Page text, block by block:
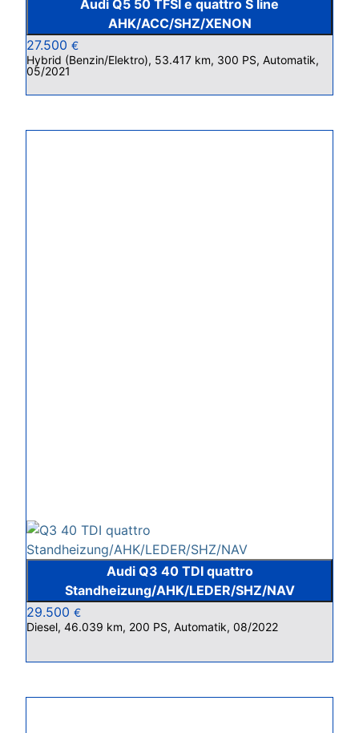
Audi Q5 50 TFSI e quattro S line
AHK/ACC/SHZ/XENON
27.500 €
Hybrid (Benzin/Elektro), 53.417 km, 300 PS, Automatik,
05/2021
Audi Q3 40 TDI quattro
Standheizung/AHK/LEDER/SHZ/NAV
29.500 €
Diesel, 46.039 km, 200 PS, Automatik, 08/2022